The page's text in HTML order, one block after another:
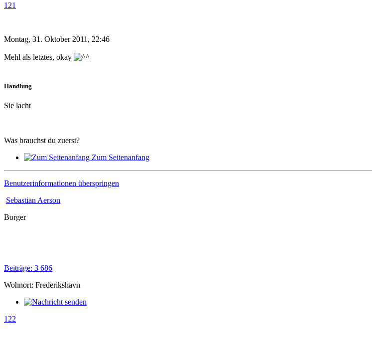
121
Montag, 31. Oktober 2011, 22:46
Mehl als letztes, okay
Handlung
Sie lacht
Was brauchst du zuerst?
Zum Seitenanfang
Benutzerinformationen überspringen
Sebastian Aerson
Borger
Beiträge: 3 686
Wohnort: Frederikshavn
122